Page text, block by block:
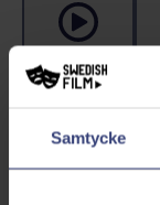
Samtycke
Streama
Belfast 2019.